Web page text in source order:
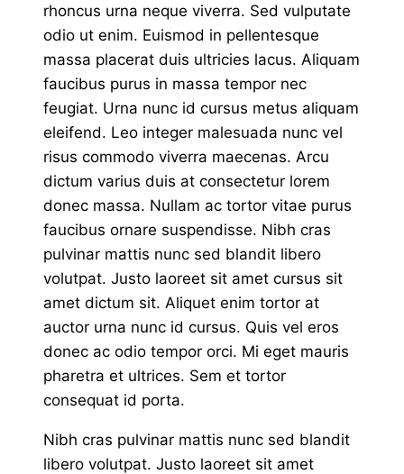
rhoncus urna neque viverra. Sed vulputate
odio ut enim. Euismod in pellentesque
massa placerat duis ultricies lacus. Aliquam
faucibus purus in massa tempor nec
feugiat. Urna nunc id cursus metus aliquam
eleifend. Leo integer malesuada nunc vel
risus commodo viverra maecenas. Arcu
dictum varius duis at consectetur lorem
donec massa. Nullam ac tortor vitae purus
faucibus ornare suspendisse. Nibh cras
pulvinar mattis nunc sed blandit libero
volutpat. Justo laoreet sit amet cursus sit
amet dictum sit. Aliquet enim tortor at
auctor urna nunc id cursus. Quis vel eros
donec ac odio tempor orci. Mi eget mauris
pharetra et ultrices. Sem et tortor
consequat id porta.
Nibh cras pulvinar mattis nunc sed blandit
libero volutpat. Justo laoreet sit amet